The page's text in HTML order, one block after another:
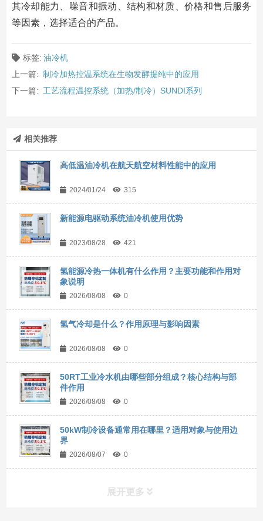
其冷却能力、噪音和振动、结构和材质、价格和售后服务
等因素，选择适合的产品。
标签: 油冷机
上一篇: 制冷加热控温系统在生物发酵提纯中的应用
下一篇: 工艺流程温控系统（加热/制冷）SUNDI系列
相关推荐
高低温油冷机在航天航空材料性能中的应用
2024/01/24 315
新能源电驱动系统油冷机使用优势
2023/08/28 421
氢能源冷热一体机有什么作用？主要功能和作用对
象说明
2026/08/08 0
氢气冷却是什么？作用原理与影响因素
2026/08/08 0
50RT工业冷水机由哪些部分组成？核心结构与部
件作用
2026/08/08 0
50kW制冷设备通常用在哪里？适用对象与使用边
界
2026/08/07 0
展开更多